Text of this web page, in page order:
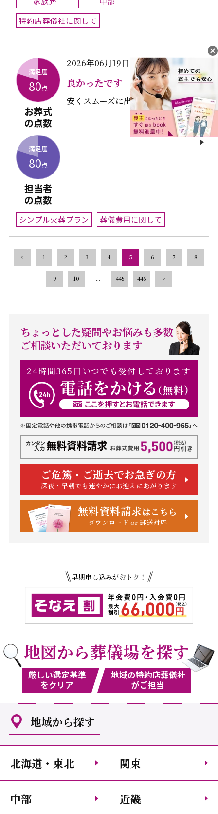
特約店葬儀社に関して
満足度
80点
お葬式
の点数
満足度
80点
担当者
の点数
2026年06月19日Hさま
良かったです
安くスムーズに出来て良かった。
シンプル火葬プラン 葬儀費用に関して
< 1 2 3 4 5 6 7 8
9 10 ... 445 446 >
ちょっとした疑問やお悩みも多数
ご相談いただいております
24時間365日いつでも受付しております
ご危篤・ご逝去でお急ぎの方
深夜・早朝でも速やかにお迎えにあがります
無料資料請求はこちら
ダウンロード or 郵送対応
早期申し込みがおトク！
地図から葬儀場を探す
厳しい選定基準
をクリア
地域の特約店葬儀社
がご担当
地域から探す
北海道・東北 関東
中部 近畿